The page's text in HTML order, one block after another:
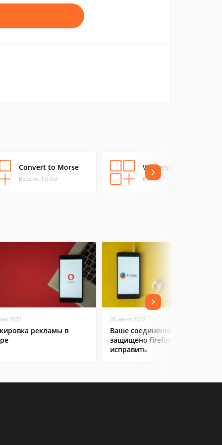
Convert to Morse
Версия: 1.0.0.0
WPPersonality
Версия: 1.2.0.0
2022
рекламы в
03 июня 2022
Ваше соединение не
защищено firefox: как
исправить